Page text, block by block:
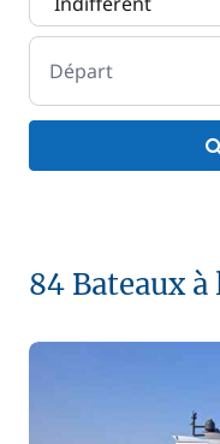
Départ
84 Bateaux